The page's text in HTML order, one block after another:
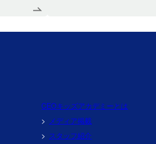
CEOキッズアカデミーとは
メディア掲載
スタッフ紹介